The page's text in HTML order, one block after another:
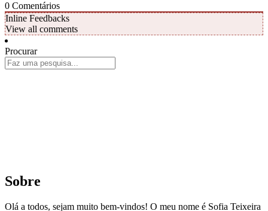
0 Comentários
Inline Feedbacks
View all comments
Procurar
Sobre
Olá a todos, sejam muito bem-vindos! O meu nome é Sofia Teixeira